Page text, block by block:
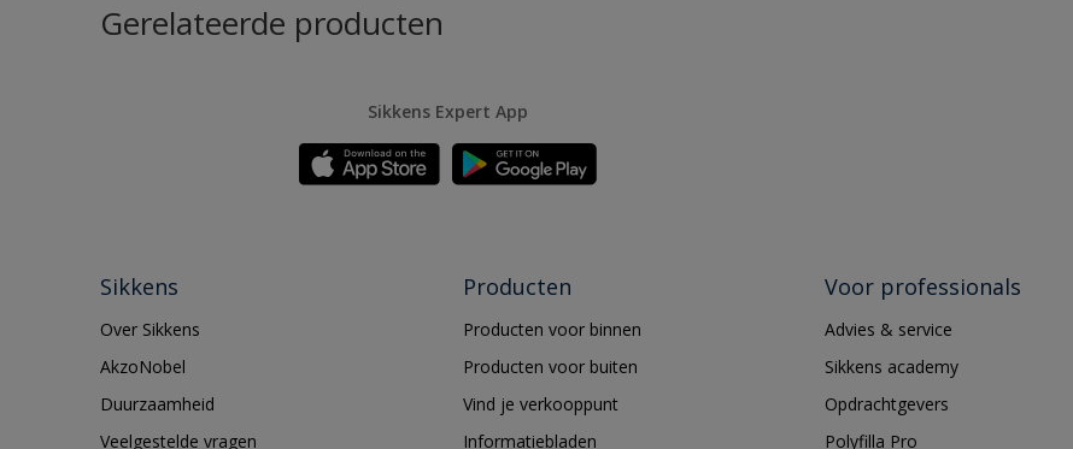
Gerelateerde producten
Sikkens Expert App
Sikkens
Over Sikkens
AkzoNobel
Duurzaamheid
Veelgestelde vragen
Producten
Producten voor binnen
Producten voor buiten
Vind je verkooppunt
Informatiebladen
Voor professionals
Advies & service
Sikkens academy
Opdrachtgevers
Polyfilla Pro